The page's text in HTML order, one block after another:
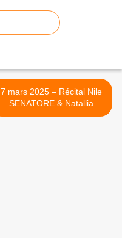
7 mars 2025 – Récital Nile
SENATORE & Natallia
YELISEYEVA "Suonno 'E